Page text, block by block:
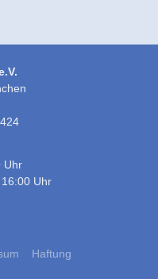
Uhr
Uhr
Haftung